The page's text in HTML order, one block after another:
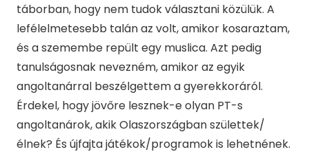
táborban, hogy nem tudok választani közülük. A
lefélelmetesebb talán az volt, amikor kosaraztam,
és a szemembe repült egy muslica. Azt pedig
tanulságosnak nevezném, amikor az egyik
angoltanárral beszélgettem a gyerekkoráról.
Érdekel, hogy jövőre lesznek-e olyan PT-s
angoltanárok, akik Olaszországban születtek/
élnek? És újfajta játékok/programok is lehetnének.